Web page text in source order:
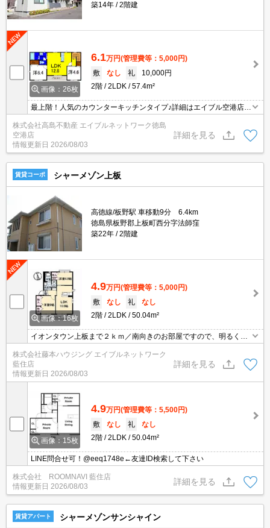
築14年
2階建
画像：26枚
6.1万円(管理費等：5,000円)
敷
なし 礼
10,000円
2階
2LDK 57.4m²
最上階！人気のカウンターキッチンタイプ♪詳細はエイブル空港店ま
で088-699-1557
株式会社高島不動産 エイブルネットワーク徳島
空港店
情報更新日 2026/08/03
詳細を見る
賃貸コーポ シャーメゾン上板
高徳線/板野駅 車移動9分 6.4km
徳島県板野郡上板町西分字法師窪
築22年
2階建
画像：16枚
4.9万円(管理費等：5,000円)
敷
なし 礼
なし
2階
2LDK 50.04m²
イオンタウン上板まで２ｋｍ／南向きのお部屋ですので、明るく、
日当りも良好です。／エアコン2台完備！温水洗浄便座付！／高い
耐震性を備えた鉄骨構造の安心と安定した品質管理の工場生産体制
の信頼の積水ハウス施工
株式会社藤本ハウジング エイブルネットワーク
藍住店
情報更新日 2026/08/03
詳細を見る
画像：15枚
4.9万円(管理費等：5,500円)
敷
なし 礼
なし
2階
2LDK 50.04m²
LINE問合せ可！@eeq1748e←友達ID検索して下さい
株式会社 ROOMNAVI 藍住店
情報更新日 2026/08/03
詳細を見る
賃貸アパート シャーメゾンサンシャイン